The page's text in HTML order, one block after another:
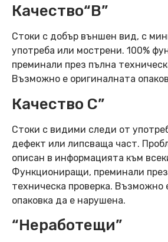
Качество“B”
Стоки с добър външен вид, с
употреба или мострени. 100%
преминали през пълна
Възможно е оригиналната
Качество C”
Стоки с видими следи от
дефект или липсваща част.
описан в информацията към
Функциониращи, преминали
техническа проверка. Възможно
опаковка да е нарушена.
“Неработещи”